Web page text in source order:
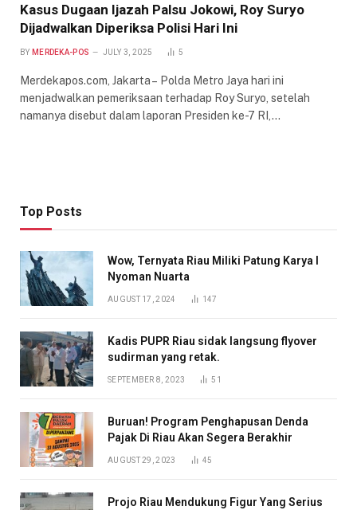
Kasus Dugaan Ijazah Palsu Jokowi, Roy Suryo
Dijadwalkan Diperiksa Polisi Hari Ini
BY MERDEKA-POS JULY 3, 2025 5
Merdekapos.com, Jakarta – Polda Metro Jaya hari ini
menjadwalkan pemeriksaan terhadap Roy Suryo, setelah
namanya disebut dalam laporan Presiden ke-7 RI,…
Top Posts
Wow, Ternyata Riau Miliki Patung Karya I
Nyoman Nuarta
AUGUST 17, 2024 147
Kadis PUPR Riau sidak langsung flyover
sudirman yang retak.
SEPTEMBER 8, 2023 51
Buruan! Program Penghapusan Denda
Pajak Di Riau Akan Segera Berakhir
AUGUST 29, 2023 45
Projo Riau Mendukung Figur Yang Serius